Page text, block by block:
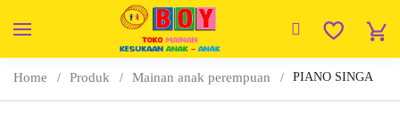
Home Produk Mainan anak perempuan PIANO SINGA